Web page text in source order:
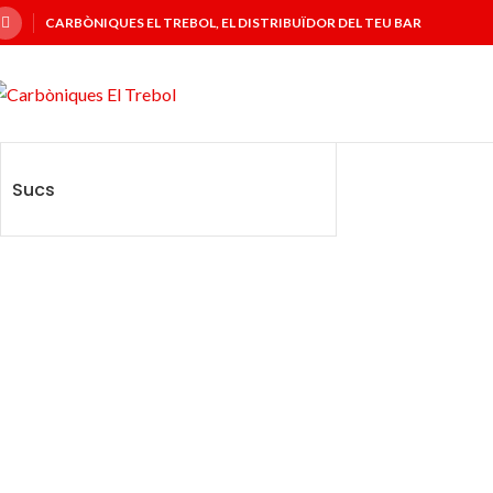
CARBÒNIQUES EL TREBOL, EL DISTRIBUÏDOR DEL TEU BAR
Sucs